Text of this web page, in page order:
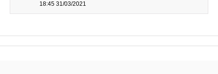
18:45 31/03/2021